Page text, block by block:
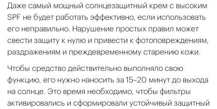
Даже самый мощный солнцезащитный крем с высоким
SPF не будет работать эффективно, если использовать
его неправильно. Нарушение простых правил может
свести защиту к нулю и привести к фотоповреждениям,
раздражениям и преждевременному старению кожи.
Чтобы средство действительно выполняло свою
функцию, его нужно наносить за 15–20 минут до выхода
на солнце. Это время необходимо, чтобы фильтры
активировались и сформировали устойчивый защитный